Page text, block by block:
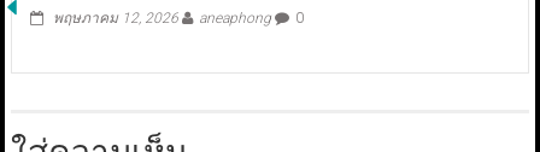
พฤษภาคม 12, 2026 aneaphong 0